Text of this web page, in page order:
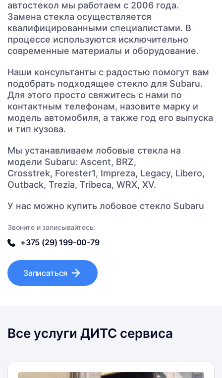
автостекол мы работаем с 2006 года.
Замена стекла осуществляется
квалифицированными специалистами. В
процессе используются исключительно
современные материалы и оборудование.
Наши консультанты с радостью помогут вам
подобрать подходящее стекло для Subaru.
Для этого просто свяжитесь с нами по
контактным телефонам, назовите марку и
модель автомобиля, а также год его выпуска
и тип кузова.
Мы устанавливаем лобовые стекла на
модели Subaru: Ascent, BRZ,
Crosstrek, Forester1, Impreza, Legacy, Libero,
Outback, Trezia, Tribeca, WRX, XV.
У нас можно купить лобовое стекло Subaru
Звоните и записывайтесь:
+375 (29) 199-00-79
Записаться
Все услуги ДИТС сервиса